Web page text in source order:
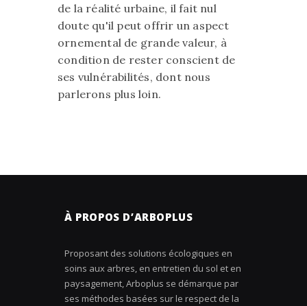
de la réalité urbaine, il fait nul
doute qu'il peut offrir un aspect
ornemental de grande valeur, à
condition de rester conscient de
ses vulnérabilités, dont nous
parlerons plus loin.
À PROPOS D’ARBOPLUS
Proposant des solutions écologiques en
soins aux arbres, en entretien du sol et en
paysagement, Arboplus se démarque par
ses méthodes basées sur le respect de la